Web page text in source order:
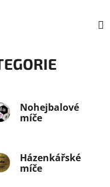
Nohejbalové
míče
Házenkářské
míče